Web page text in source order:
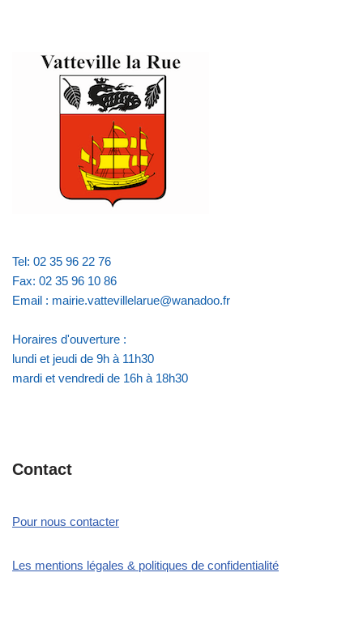
Tel: 02 35 96 22 76
Fax: 02 35 96 10 86
Email : mairie.vattevillelarue@wanadoo.fr
Horaires d'ouverture :
lundi et jeudi de 9h à 11h30
mardi et vendredi de 16h à 18h30
Contact
Pour nous contacter
Les mentions légales & politiques de confidentialité